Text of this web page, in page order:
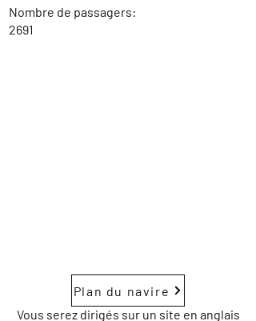
Nombre de passagers:
2691
Plan du navire
Vous serez dirigés sur un site en anglais